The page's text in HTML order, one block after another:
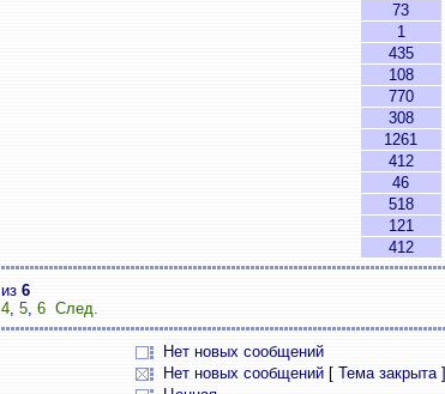
73
1
435
108
770
308
1261
412
46
518
121
412
из 6
4, 5, 6 След.
Нет новых сообщений
Нет новых сообщений [ Тема закрыта ]